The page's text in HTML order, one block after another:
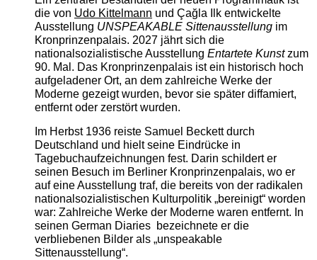
die von Udo Kittelmann und Çağla Ilk entwickelte
Ausstellung UNSPEAKABLE Sittenausstellungim
Kronprinzenpalais. 2027 jährt sich die
nationalsozialistische Ausstellung Entartete Kunstzum
90. Mal. Das Kronprinzenpalais ist ein historisch hoch
aufgeladener Ort, an dem zahlreiche Werke der
Moderne gezeigt wurden, bevor sie später diffamiert,
entfernt oder zerstört wurden.
Im Herbst 1936 reiste Samuel Beckett durch
Deutschland und hielt seine Eindrücke in
Tagebuchaufzeichnungen fest. Darin schildert er
seinen Besuch im Berliner Kronprinzenpalais, wo er
auf eine Ausstellung traf, die bereits von der radikalen
nationalsozialistischen Kulturpolitik „bereinigt“ worden
war: Zahlreiche Werke der Moderne waren entfernt. In
seinen German Diaries bezeichnete er die
verbliebenen Bilder als „unspeakable
Sittenausstellung“.